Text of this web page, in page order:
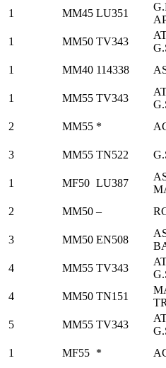
1 MM45 LU351
1 MM50 TV343
1 MM40 114338
1 MM55 TV343
2 MM55 *
3 MM55 TN522
1 MF50 LU387
2 MM50 –
3 MM50 EN508
4 MM55 TV343
4 MM50 TN151
5 MM55 TV343
1 MF55 *